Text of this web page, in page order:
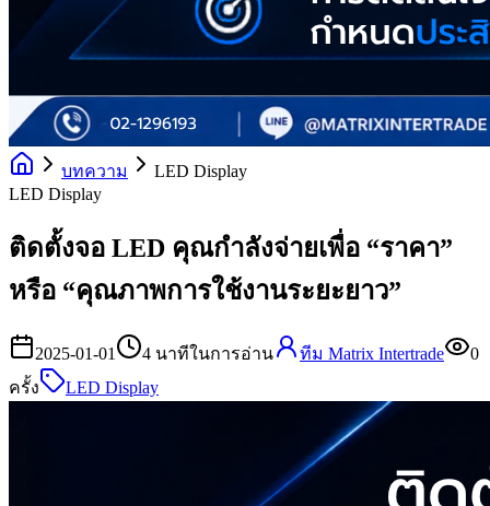
บทความ
LED Display
LED Display
ติดตั้งจอ LED คุณกำลังจ่ายเพื่อ “ราคา”
หรือ “คุณภาพการใช้งานระยะยาว”
2025-01-01 4 นาทีในการอ่าน ทีม Matrix Intertrade
0
ครั้ง
LED Display